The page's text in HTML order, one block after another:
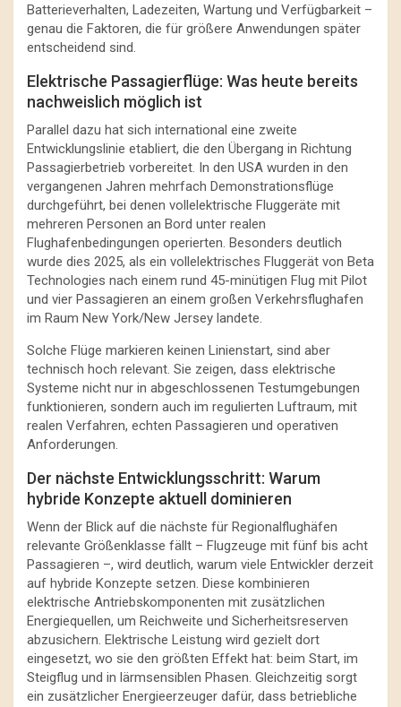
Batterieverhalten, Ladezeiten, Wartung und Verfügbarkeit –
genau die Faktoren, die für größere Anwendungen später
entscheidend sind.
Elektrische Passagierflüge: Was heute bereits
nachweislich möglich ist
Parallel dazu hat sich international eine zweite
Entwicklungslinie etabliert, die den Übergang in Richtung
Passagierbetrieb vorbereitet. In den USA wurden in den
vergangenen Jahren mehrfach Demonstrationsflüge
durchgeführt, bei denen vollelektrische Fluggeräte mit
mehreren Personen an Bord unter realen
Flughafenbedingungen operierten. Besonders deutlich
wurde dies 2025, als ein vollelektrisches Fluggerät von Beta
Technologies nach einem rund 45-minütigen Flug mit Pilot
und vier Passagieren an einem großen Verkehrsflughafen
im Raum New York/New Jersey landete.
Solche Flüge markieren keinen Linienstart, sind aber
technisch hoch relevant. Sie zeigen, dass elektrische
Systeme nicht nur in abgeschlossenen Testumgebungen
funktionieren, sondern auch im regulierten Luftraum, mit
realen Verfahren, echten Passagieren und operativen
Anforderungen.
Der nächste Entwicklungsschritt: Warum
hybride Konzepte aktuell dominieren
Wenn der Blick auf die nächste für Regionalflughäfen
relevante Größenklasse fällt – Flugzeuge mit fünf bis acht
Passagieren –, wird deutlich, warum viele Entwickler derzeit
auf hybride Konzepte setzen. Diese kombinieren
elektrische Antriebskomponenten mit zusätzlichen
Energiequellen, um Reichweite und Sicherheitsreserven
abzusichern. Elektrische Leistung wird gezielt dort
eingesetzt, wo sie den größten Effekt hat: beim Start, im
Steigflug und in lärmsensiblen Phasen. Gleichzeitig sorgt
ein zusätzlicher Energieerzeuger dafür, dass betriebliche